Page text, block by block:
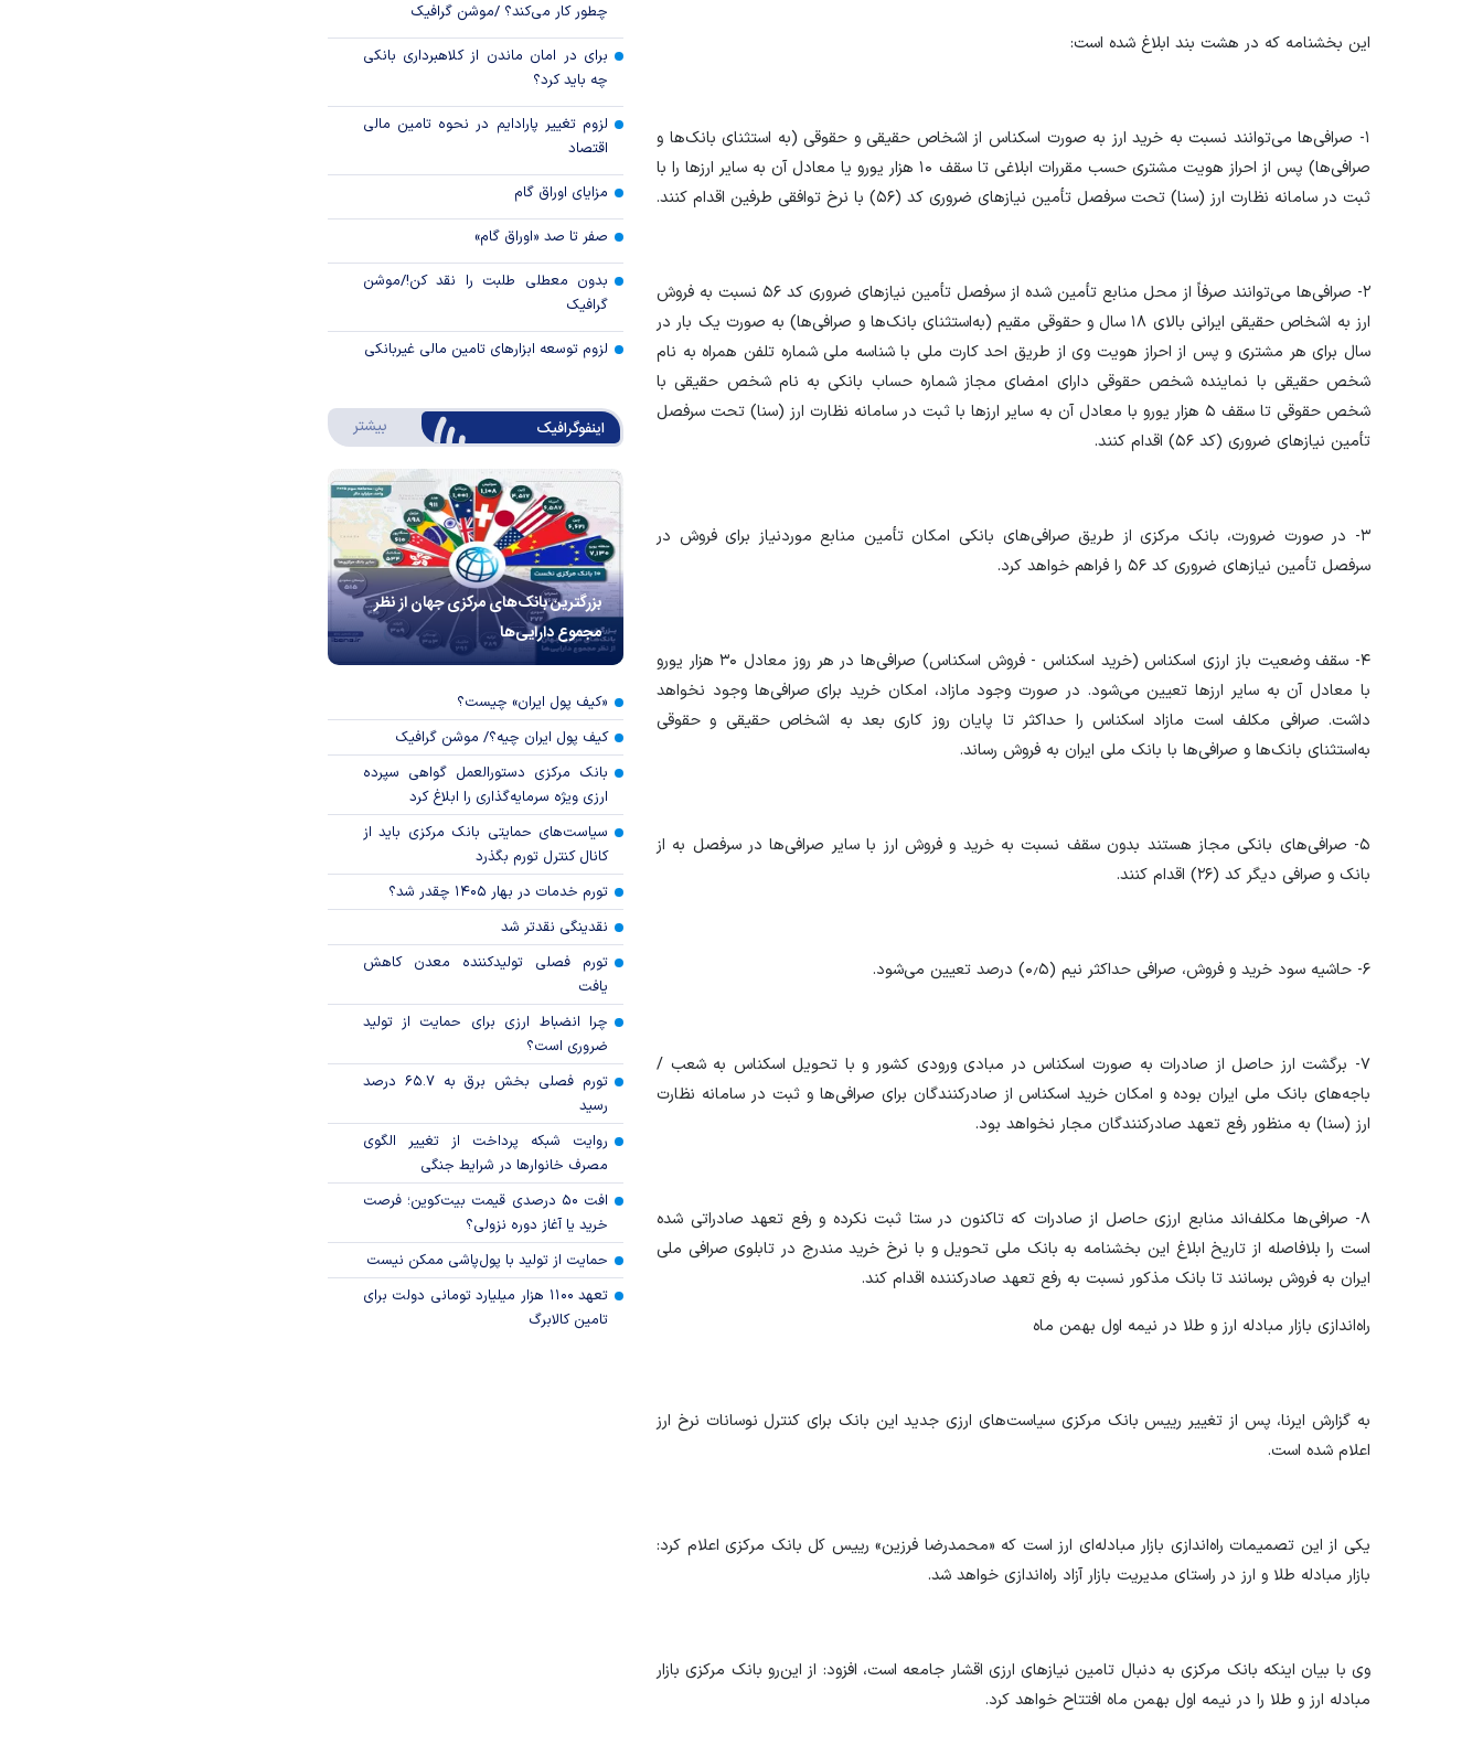
این بخشنامه که در هشت بند ابلاغ شده است:
۱- صرافی‌ها می‌توانند نسبت به خرید ارز به صورت اسکناس از اشخاص حقیقی و حقوقی (به استثنای بانک‌ها و
صرافی‌ها) پس از احراز هویت مشتری حسب مقررات ابلاغی تا سقف ۱۰ هزار یورو یا معادل آن به سایر ارز‌ها را با
ثبت در سامانه نظارت ارز (سنا) تحت سرفصل تأمین نیاز‌های ضروری کد (۵۶) با نرخ توافقی طرفین اقدام کنند.
۲- صرافی‌ها می‌توانند صرفاً از محل منابع تأمین شده از سرفصل تأمین نیاز‌های ضروری کد ۵۶ نسبت به فروش
ارز به اشخاص حقیقی ایرانی بالای ۱۸ سال و حقوقی مقیم (به‌استثنای بانک‌ها و صرافی‌ها) به صورت یک بار در
سال برای هر مشتری و پس از احراز هویت وی از طریق احد کارت ملی با شناسه ملی شماره تلفن همراه به نام
شخص حقیقی با نماینده شخص حقوقی دارای امضای مجاز شماره حساب بانکی به نام شخص حقیقی با
شخص حقوقی تا سقف ۵ هزار یورو با معادل آن به سایر ارز‌ها با ثبت در سامانه نظارت ارز (سنا) تحت سرفصل
تأمین نیاز‌های ضروری (کد ۵۶) اقدام کنند.
۳- در صورت ضرورت، بانک مرکزی از طریق صرافی‌های بانکی امکان تأمین منابع موردنیاز برای فروش در
سرفصل تأمین نیاز‌های ضروری کد ۵۶ را فراهم خواهد کرد.
۴- سقف وضعیت باز ارزی اسکناس (خرید اسکناس - فروش اسکناس) صرافی‌ها در هر روز معادل ۳۰ هزار یورو
با معادل آن به سایر ارز‌ها تعیین می‌شود. در صورت وجود مازاد، امکان خرید برای صرافی‌ها وجود نخواهد
داشت. صرافی مکلف است مازاد اسکناس را حداکثر تا پایان روز کاری بعد به اشخاص حقیقی و حقوقی
به‌استثنای بانک‌ها و صرافی‌ها با بانک ملی ایران به فروش رساند.
۵- صرافی‌های بانکی مجاز هستند بدون سقف نسبت به خرید و فروش ارز با سایر صرافی‌ها در سرفصل به از
بانک و صرافی دیگر کد (۲۶) اقدام کنند.
۶- حاشیه سود خرید و فروش، صرافی حداکثر نیم (۰٫۵) درصد تعیین می‌شود.
۷- برگشت ارز حاصل از صادرات به صورت اسکناس در مبادی ورودی کشور و با تحویل اسکناس به شعب /
باجه‌های بانک ملی ایران بوده و امکان خرید اسکناس از صادرکنندگان برای صرافی‌ها و ثبت در سامانه نظارت
ارز (سنا) به منظور رفع تعهد صادرکنندگان مجار نخواهد بود.
۸- صرافی‌ها مکلف‌اند منابع ارزی حاصل از صادرات که تاکنون در ستا ثبت نکرده و رفع تعهد صادراتی شده
است را بلافاصله از تاریخ ابلاغ این بخشنامه به بانک ملی تحویل و با نرخ خرید مندرج در تابلوی صرافی ملی
ایران به فروش برسانند تا بانک مذکور نسبت به رفع تعهد صادرکننده اقدام کند.
راه‌اندازی بازار مبادله ارز و طلا در نیمه اول بهمن ماه
به گزارش ایرنا، پس از تغییر رییس بانک مرکزی سیاست‌های ارزی جدید این بانک برای کنترل نوسانات نرخ ارز
اعلام شده است.
یکی از این تصمیمات راه‌اندازی بازار مبادله‌ای ارز است که «محمدرضا فرزین» رییس کل بانک مرکزی اعلام کرد:
بازار مبادله طلا و ارز در راستای مدیریت بازار آزاد راه‌اندازی خواهد شد.
وی با بیان اینکه بانک مرکزی به دنبال تامین نیاز‌های ارزی اقشار جامعه است، افزود: از این‌رو بانک مرکزی بازار
مبادله ارز و طلا را در نیمه اول بهمن ماه افتتاح خواهد کرد.
چطور کار می‌کند؟ /موشن گرافیک
برای در امان ماندن از کلاهبرداری بانکی
چه باید کرد؟
لزوم تغییر پارادایم در نحوه تامین مالی
اقتصاد
مزایای اوراق گام
صفر تا صد «اوراق گام»
بدون معطلی طلبت را نقد کن!/موشن
گرافیک
لزوم توسعه ابزارهای تامین مالی غیربانکی
اینفوگرافیک بیشتر درباره اینفوگرافیک
بزرگترین بانک‌های مرکزی جهان از نظر
مجموع دارایی‌ها
«کیف پول ایران» چیست؟
کیف پول ایران چیه؟/ موشن گرافیک
بانک مرکزی دستورالعمل گواهی سپرده
ارزی ویژه سرمایه‌گذاری را ابلاغ کرد
سیاست‌های حمایتی بانک مرکزی باید از
کانال کنترل تورم بگذرد
تورم خدمات در بهار ۱۴۰۵ چقدر شد؟
نقدینگی نقدتر شد
تورم فصلی تولیدکننده معدن کاهش
یافت
چرا انضباط ارزی برای حمایت از تولید
ضروری است؟
تورم فصلی بخش برق به ۶۵.۷ درصد
رسید
روایت شبکه پرداخت از تغییر الگوی
مصرف خانوار‌ها در شرایط جنگی
افت ۵۰ درصدی قیمت بیت‌کوین؛ فرصت
خرید یا آغاز دوره نزولی؟
حمایت از تولید با پول‌پاشی ممکن نیست
تعهد ۱۱۰۰ هزار میلیارد تومانی دولت برای
تامین کالابرگ